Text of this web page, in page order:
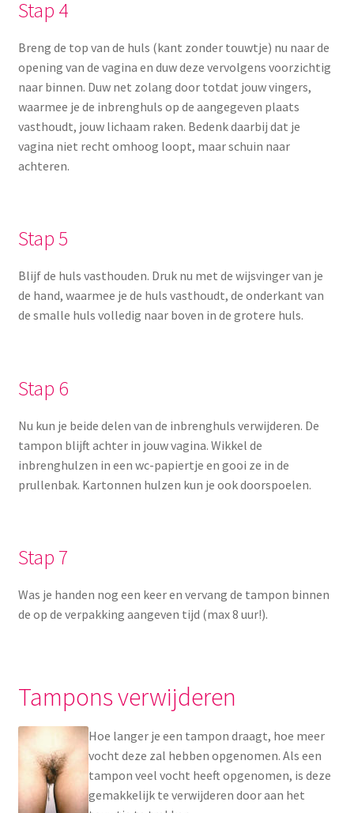
Stap 4
Breng de top van de huls (kant zonder touwtje) nu naar de
opening van de vagina en duw deze vervolgens voorzichtig
naar binnen. Duw net zolang door totdat jouw vingers,
waarmee je de inbrenghuls op de aangegeven plaats
vasthoudt, jouw lichaam raken. Bedenk daarbij dat je
vagina niet recht omhoog loopt, maar schuin naar
achteren.
Stap 5
Blijf de huls vasthouden. Druk nu met de wijsvinger van je
de hand, waarmee je de huls vasthoudt, de onderkant van
de smalle huls volledig naar boven in de grotere huls.
Stap 6
Nu kun je beide delen van de inbrenghuls verwijderen. De
tampon blijft achter in jouw vagina. Wikkel de
inbrenghulzen in een wc-papiertje en gooi ze in de
prullenbak. Kartonnen hulzen kun je ook doorspoelen.
Stap 7
Was je handen nog een keer en vervang de tampon binnen
de op de verpakking aangeven tijd (max 8 uur!).
Tampons verwijderen
Hoe langer je een tampon draagt, hoe meer
vocht deze zal hebben opgenomen. Als een
tampon veel vocht heeft opgenomen, is deze
gemakkelijk te verwijderen door aan het